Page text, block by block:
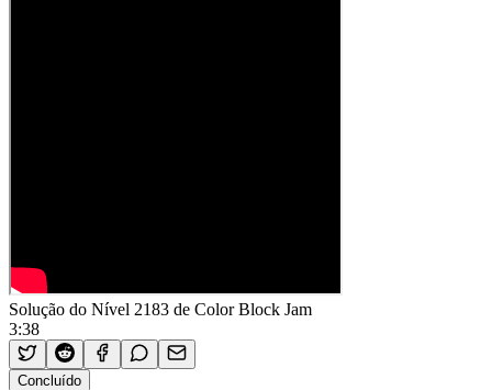
Solução do Nível 2183 de Color Block Jam
3:38
Concluído